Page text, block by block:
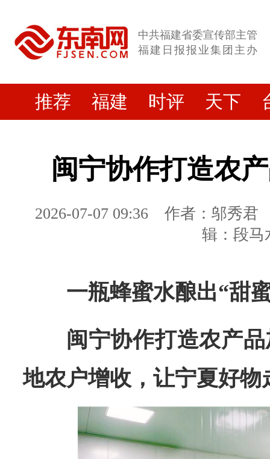
中共福建省委宣传部主管
福建日报报业集团主办
推荐 福建 时评 天下
闽宁协作打造农
2026-07-07 09:36
作者：邬秀君
辑：段马
一瓶蜂蜜水酿出“甜
闽宁协作打造农产
地农户增收，让宁夏好物